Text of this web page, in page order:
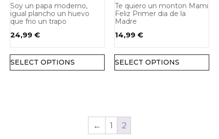
Soy un papa moderno,
igual plancho un huevo
que frio un trapo
24,99 €
SELECT OPTIONS
Te quiero un monton Mami
Feliz Primer dia de la
Madre
14,99 €
SELECT OPTIONS
← 1 2